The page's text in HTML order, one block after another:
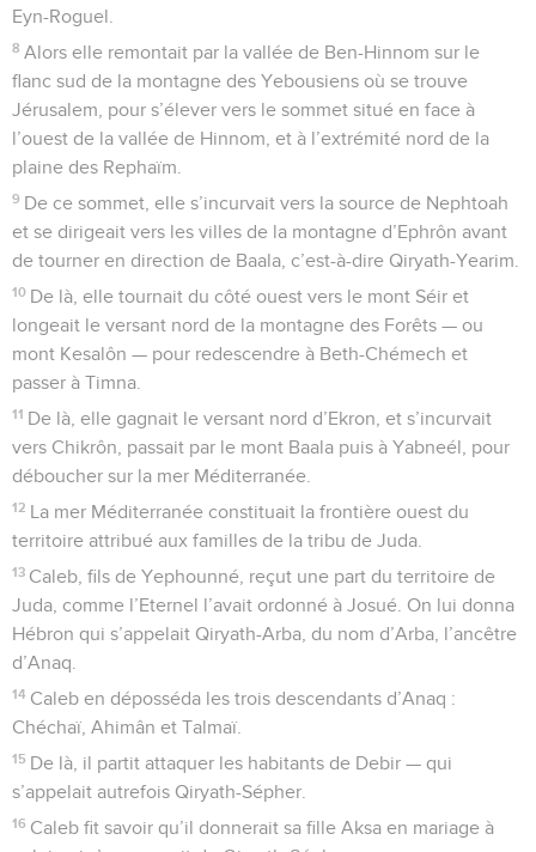
Eyn-Roguel.
8 Alors elle remontait par la vallée de Ben-Hinnom sur le
flanc sud de la montagne des Yebousiens où se trouve
Jérusalem, pour s’élever vers le sommet situé en face à
l’ouest de la vallée de Hinnom, et à l’extrémité nord de la
plaine des Rephaïm.
9 De ce sommet, elle s’incurvait vers la source de Nephtoah
et se dirigeait vers les villes de la montagne d’Ephrôn avant
de tourner en direction de Baala, c’est-à-dire Qiryath-Yearim.
10 De là, elle tournait du côté ouest vers le mont Séir et
longeait le versant nord de la montagne des Forêts — ou
mont Kesalôn — pour redescendre à Beth-Chémech et
passer à Timna.
11 De là, elle gagnait le versant nord d’Ekron, et s’incurvait
vers Chikrôn, passait par le mont Baala puis à Yabneél, pour
déboucher sur la mer Méditerranée.
12 La mer Méditerranée constituait la frontière ouest du
territoire attribué aux familles de la tribu de Juda.
13 Caleb, fils de Yephounné, reçut une part du territoire de
Juda, comme l’Eternel l’avait ordonné à Josué. On lui donna
Hébron qui s’appelait Qiryath-Arba, du nom d’Arba, l’ancêtre
d’Anaq.
14 Caleb en déposséda les trois descendants d’Anaq :
Chéchaï, Ahimân et Talmaï.
15 De là, il partit attaquer les habitants de Debir — qui
s’appelait autrefois Qiryath-Sépher.
16 Caleb fit savoir qu’il donnerait sa fille Aksa en mariage à